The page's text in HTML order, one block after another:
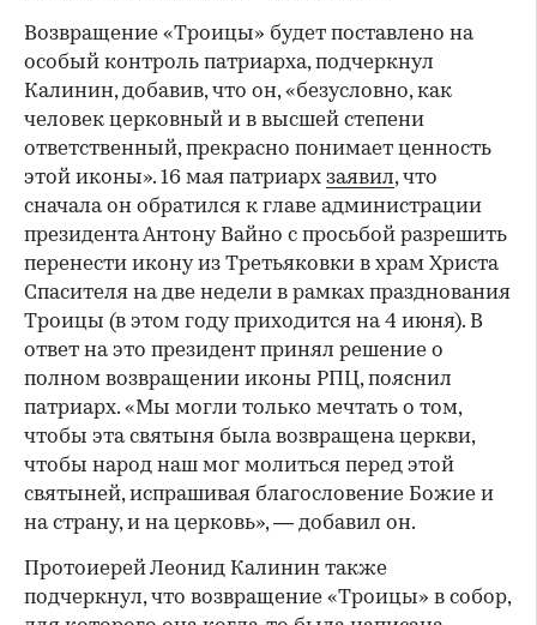
Возвращение «Троицы» будет поставлено на
особый контроль патриарха, подчеркнул
Калинин, добавив, что он, «безусловно, как
человек церковный и в высшей степени
ответственный, прекрасно понимает ценность
этой иконы». 16 мая патриарх заявил, что
сначала он обратился к главе администрации
президента Антону Вайно с просьбой разрешить
перенести икону из Третьяковки в храм Христа
Спасителя на две недели в рамках празднования
Троицы (в этом году приходится на 4 июня). В
ответ на это президент принял решение о
полном возвращении иконы РПЦ, пояснил
патриарх. «Мы могли только мечтать о том,
чтобы эта святыня была возвращена церкви,
чтобы народ наш мог молиться перед этой
святыней, испрашивая благословение Божие и
на страну, и на церковь», — добавил он.
Протоиерей Леонид Калинин также
подчеркнул, что возвращение «Троицы» в собор,